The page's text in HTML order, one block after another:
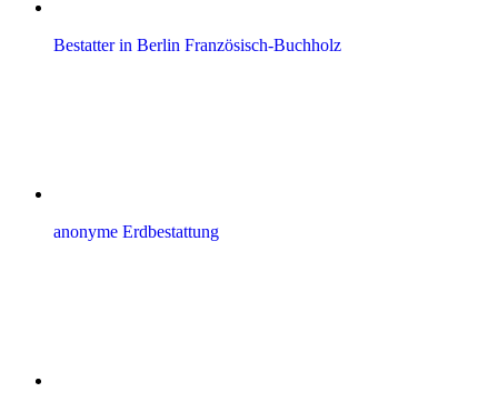
Bestatter in Berlin Französisch-Buchholz
anonyme Erdbestattung